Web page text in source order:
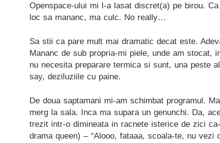
Openspace-ului mi l-a lasat discret(a) pe birou.
loc sa mananc, ma culc. No really…
Sa stii ca pare mult mai dramatic decat este.
Mananc de sub propria-mi piele, unde am stocat,
nu necesita preparare termica si sunt, una peste
say, deziluziile cu paine.
De doua saptamani mi-am schimbat programul.
merg la sala. Inca ma supara un genunchi. Da,
trezit intr-o dimineata in racnete isterice de zici
drama queen) – “Alooo, fataaa, scoala-te, nu vezi